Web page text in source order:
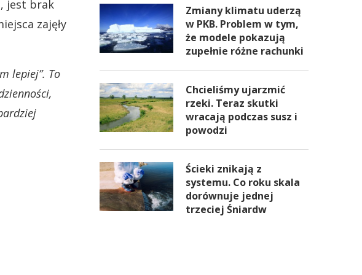
jest brak
zajęły
lepiej”. To
Zmiany klimatu uderzą
w PKB. Problem w tym,
że modele pokazują
zupełnie różne rachunki
Chcieliśmy ujarzmić
rzeki. Teraz skutki
wracają podczas susz i
powodzi
Ścieki znikają z
systemu. Co roku skala
dorównuje jednej
trzeciej Śniardw